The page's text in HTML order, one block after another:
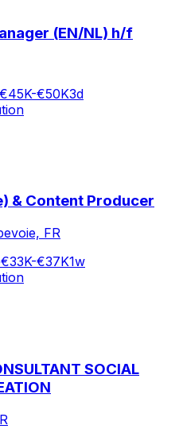
(EN/NL) h/f
€45K-€50K3d
& Content Producer
FR
€33K-€37K1w
SOCIAL